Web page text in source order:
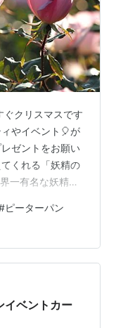
ぐクリスマスです
やイベント🎈が
ゼントをお願い
くれる「妖精の
一有名な妖精🧚
供たちに魔法の
にしてくれまし
の粉をふりかけ
に行くと妖精の魔
ラの季節も終わ
ピーターパン
ベントカー